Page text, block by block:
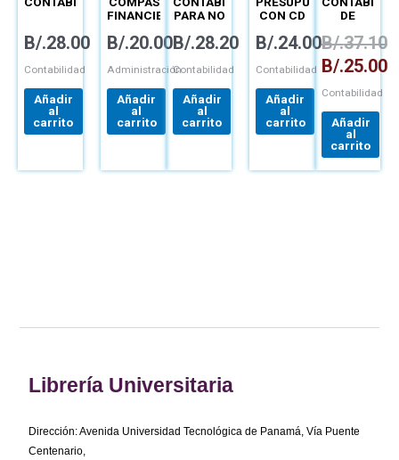
B/.28.00
Contabilidad
Añadir
al
carrito
ENRICO
FINANCIERO
B/.20.00
Administración
Añadir
al
carrito
PARA NO
B/.28.20
Contabilidad
Añadir
al
carrito
CON CD
B/.24.00
Contabilidad
Añadir
al
carrito
DE
B/.37.10
B/.25.00
Contabilidad
Añadir
al
carrito
Librería Universitaria
Dirección: Avenida Universidad Tecnológica de Panamá, Vía Puente
Centenario,